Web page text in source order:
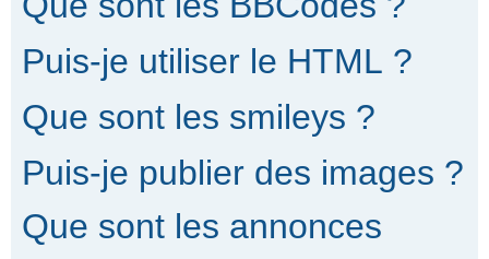
Puis-je utiliser le HTML ?
Que sont les smileys ?
Puis-je publier des images ?
Que sont les annonces